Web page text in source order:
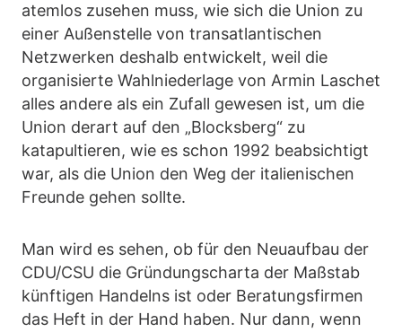
atemlos zusehen muss, wie sich die Union zu
einer Außenstelle von transatlantischen
Netzwerken deshalb entwickelt, weil die
organisierte Wahlniederlage von Armin Laschet
alles andere als ein Zufall gewesen ist, um die
Union derart auf den „Blocksberg“ zu
katapultieren, wie es schon 1992 beabsichtigt
war, als die Union den Weg der italienischen
Freunde gehen sollte.
Man wird es sehen, ob für den Neuaufbau der
CDU/CSU die Gründungscharta der Maßstab
künftigen Handelns ist oder Beratungsfirmen
das Heft in der Hand haben. Nur dann, wenn